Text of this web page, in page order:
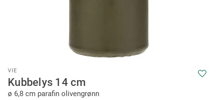
VIE
Kubbelys 14 cm
ø 6,8 cm parafin olivengrønn
to
the
beginning